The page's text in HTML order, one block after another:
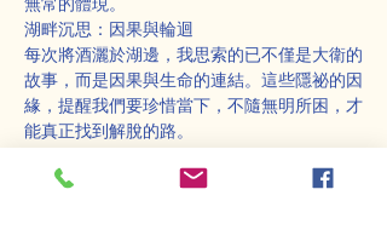
湖畔沉思：因果與輪迴
每次將酒灑於湖邊，我思索的已不僅是大衛的
故事，而是因果與生命的連結。這些隱祕的因
緣，提醒我們要珍惜當下，不隨無明所困，才
能真正找到解脫的路。
嗎？」他爽朗地笑了：「哈哈！怎麼可能，你